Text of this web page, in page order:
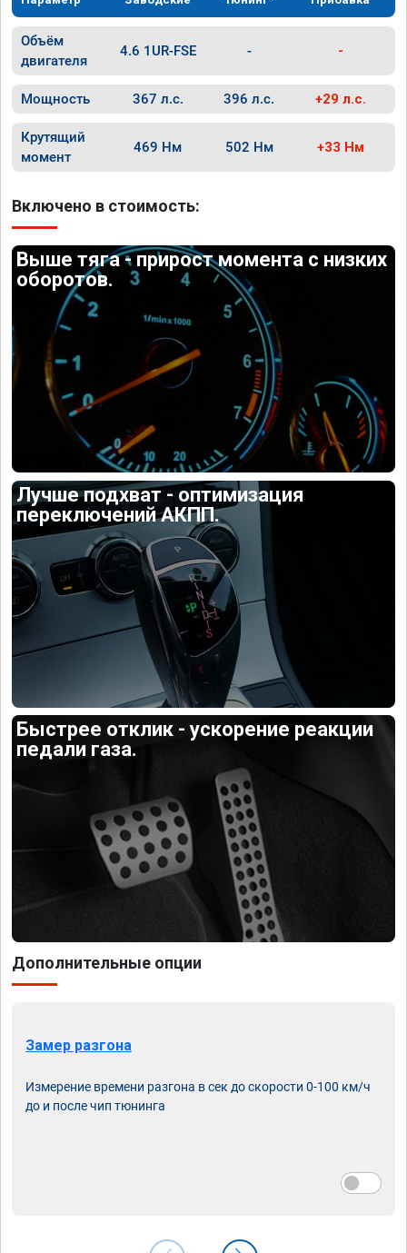
Объём
двигателя
4.6 1UR-FSE - -
Мощность 367 л.с. 396 л.с. +29 л.с.
Крутящий
момент
469 Нм 502 Нм +33 Нм
Включено в стоимость:
Выше тяга - прирост момента с низких
оборотов.
Лучше подхват - оптимизация
переключений АКПП.
Быстрее отклик - ускорение реакции
педали газа.
Дополнительные опции
Замер разгона
Измерение времени разгона в сек до скорости 0-100 км/ч
до и после чип тюнинга